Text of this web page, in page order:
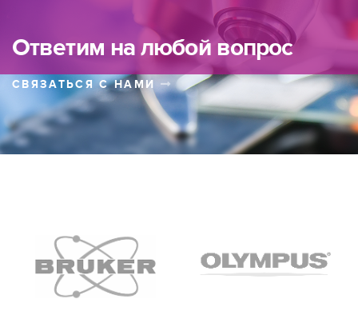
Ответим на любой вопрос
СВЯЗАТЬСЯ С НАМИ